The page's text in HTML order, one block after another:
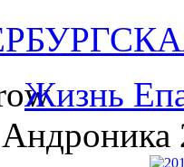
Жизнь